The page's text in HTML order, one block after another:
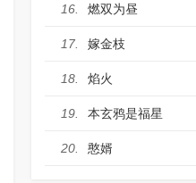
16. 燃双为昼
17. 嫁金枝
18. 焰火
19. 本玄鸦是福星
20. 憨婿